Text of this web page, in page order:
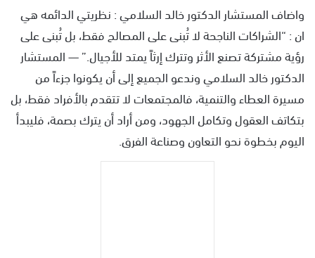
واضاف المستشار الدكتور خالد السلامي : نظريتي الدائمه هي
ان : “الشراكات الناجحة لا تُبنى على المصالح فقط، بل تُبنى على
رؤية مشتركة تصنع الأثر وتترك إرثاً يمتد للأجيال.” — المستشار
الدكتور خالد السلامي وندعو الجميع إلى أن يكونوا جزءاً من
مسيرة العطاء والتنمية، فالمجتمعات لا تتقدم بالأفراد فقط، بل
بتكاتف العقول وتكامل الجهود، ومن أراد أن يترك بصمة، فليبدأ
اليوم بخطوة نحو التعاون وصناعة الفرق.